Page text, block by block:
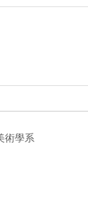
術學系